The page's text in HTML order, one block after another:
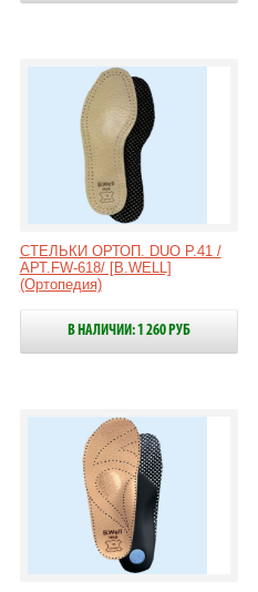
СТЕЛЬКИ ОРТОП. DUO Р.41 /
АРТ.FW-618/ [B.WELL]
(Ортопедия)
В НАЛИЧИИ: 1 260 РУБ